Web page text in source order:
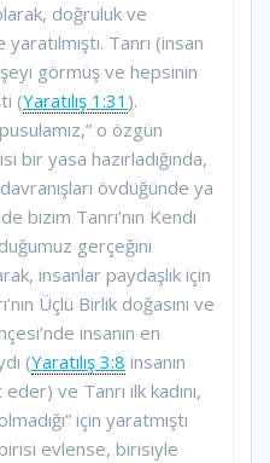
doğruluk ve
Tanrı (insan
görmüş ve hepsinin
(Yaratılış 1:31 ).
o özgün
bir yasa hazırladığında,
övdüğünde ya
bizim Tanrı’nın Kendi
gerçeğini
insanlar paydaşlık için
Üçlü Birlik doğasını ve
insanın en
(Yaratılış 3:8 insanın
eder) ve Tanrı ilk kadını,
için yaratmıştı
evlense, birisiyle